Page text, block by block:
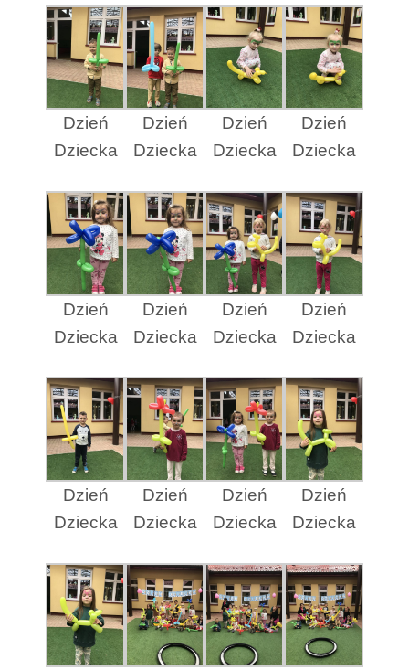
Dzień
Dziecka
Dzień
Dziecka
Dzień
Dziecka
Dzień
Dziecka
Dzień
Dziecka
Dzień
Dziecka
Dzień
Dziecka
Dzień
Dziecka
Dzień
Dziecka
Dzień
Dziecka
Dzień
Dziecka
Dzień
Dziecka